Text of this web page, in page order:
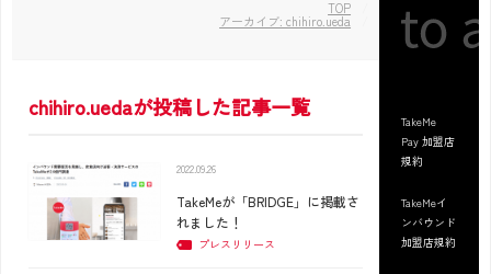
TOP
アーカイブ: chihiro.ueda
chihiro.uedaが投稿した記事一覧
2022.09.26
TakeMeが「BRIDGE」に掲載さ
れました！
プレスリリース
TakeMe
Pay 加盟店
規約
TakeMeイ
ンバウンド
加盟店規約